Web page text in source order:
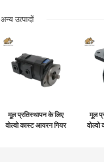
अन्य उत्पादों
मूल प्रतिस्थापन के लिए
वोल्वो कास्ट आयरन गियर
मूल